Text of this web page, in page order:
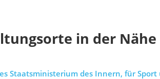
in der Nähe
Staatsministerium des Innern, für